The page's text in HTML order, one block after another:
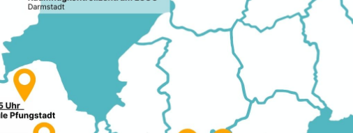
vom 2. bis 15. Mai 2018 wird erneut
Themen und Ideen in den Blickpunkt der
rücken und mit vielfältigen Aktionen
machen“, werben die
Karin Wolff, Irmgard Klaff-Isselmann und
der Europaabgeordnete Michael Gahler für eine
dieser Aktionswoche. „Jeder kann sich an dieser
Schulen, Hochschulen, kommunale
und Religionsgemeinschaften, Unternehmen,